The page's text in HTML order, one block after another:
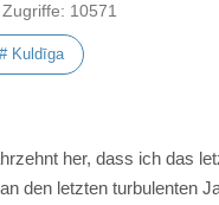
Zugriffe: 10571
# Kuldīga
her, dass ich das
den letzten turbulenten